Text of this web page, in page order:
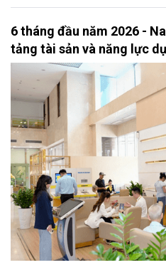
6 tháng đầu năm 2026 -
tảng tài sản và năng lực